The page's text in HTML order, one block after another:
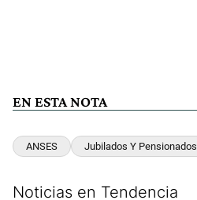
EN ESTA NOTA
ANSES Jubilados Y Pensionados
Noticias en Tendencia